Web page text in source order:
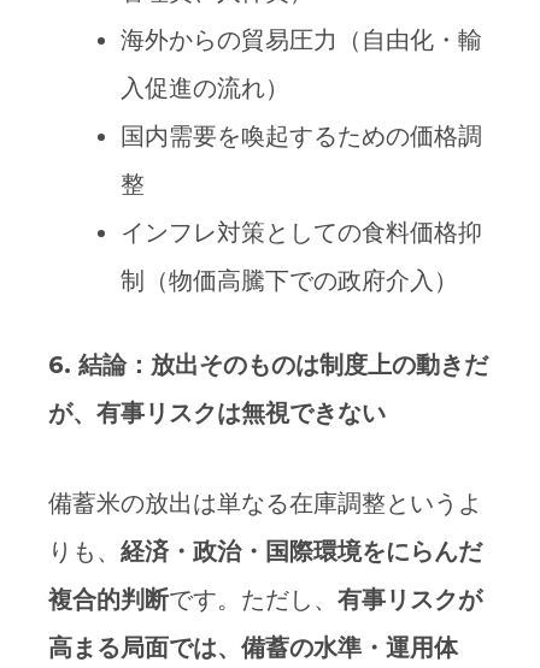
海外からの貿易圧力（自由化・輸
入促進の流れ）
国内需要を喚起するための価格調
整
インフレ対策としての食料価格抑
制（物価高騰下での政府介入）
6. 結論：放出そのものは制度上の動きだ
が、有事リスクは無視できない
備蓄米の放出は単なる在庫調整というよ
りも、 経済・政治・国際環境をにらんだ
複合的判断です。ただし、 有事リスクが
高まる局面では、備蓄の水準・運用体